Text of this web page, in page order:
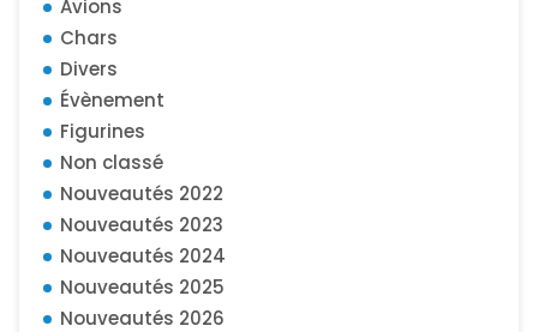
Avions
Chars
Divers
Évènement
Figurines
Non classé
Nouveautés 2022
Nouveautés 2023
Nouveautés 2024
Nouveautés 2025
Nouveautés 2026